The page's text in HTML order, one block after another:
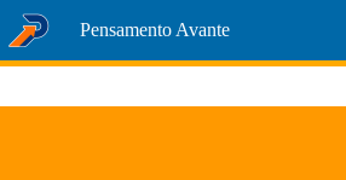
Pular
para
o
Pensamento Avante